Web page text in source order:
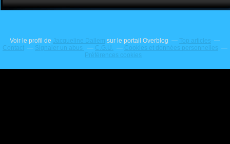
Voir le profil de Jacqueline Dallem sur le portail Overblog
Top articles
Contact
Signaler un abus C.G.U.
Cookies et données personnelles
Préférences cookies